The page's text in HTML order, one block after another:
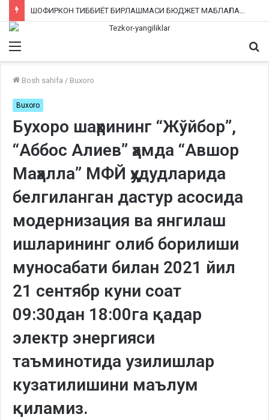
ШОФИРКОН ТИББИЁТ БИРЛАШМАСИ БЮДЖЕТ МАБЛАҒЛАРИНИ ТАЛОН-ТАРОЖ ҚИЛИНГАНИ РОСТМИ?
Menu
Bosh sahifa / Buxoro
Buxoro
Бухоро шаҳрининг “Жўйбор”,
“Аббос Алиев” ҳамда “Авшор
Маҳалла” МФЙ ҳудудларида
белгиланган дастур асосида
модернизация ва янгилаш
ишларининг олиб борилиши
муносабати билан 2021 йил
21 сентябр куни соат
09:30дан 18:00га қадар
электр энергияси
таъминотида узилишлар
кузатилишини маълум
қиламиз.